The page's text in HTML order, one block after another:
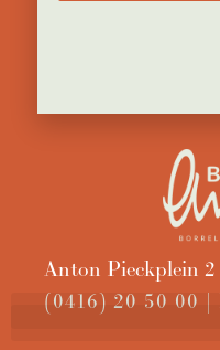
Anton Pieckplein 2
(0416) 20 50 00 |